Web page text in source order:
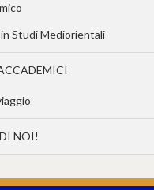
Studi Mediorientali
NOI!